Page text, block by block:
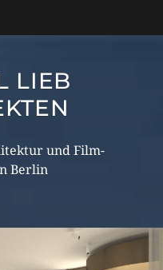
LIEB
und Film-
Berlin